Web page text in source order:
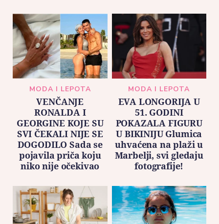
MODA I LEPOTA
VENČANJE
RONALDA I
GEORGINE KOJE SU
SVI ČEKALI NIJE SE
DOGODILO Sada se
pojavila priča koju
niko nije očekivao
MODA I LEPOTA
EVA LONGORIJA U
51. GODINI
POKAZALA FIGURU
U BIKINIJU Glumica
uhvaćena na plaži u
Marbelji, svi gledaju
fotografije!